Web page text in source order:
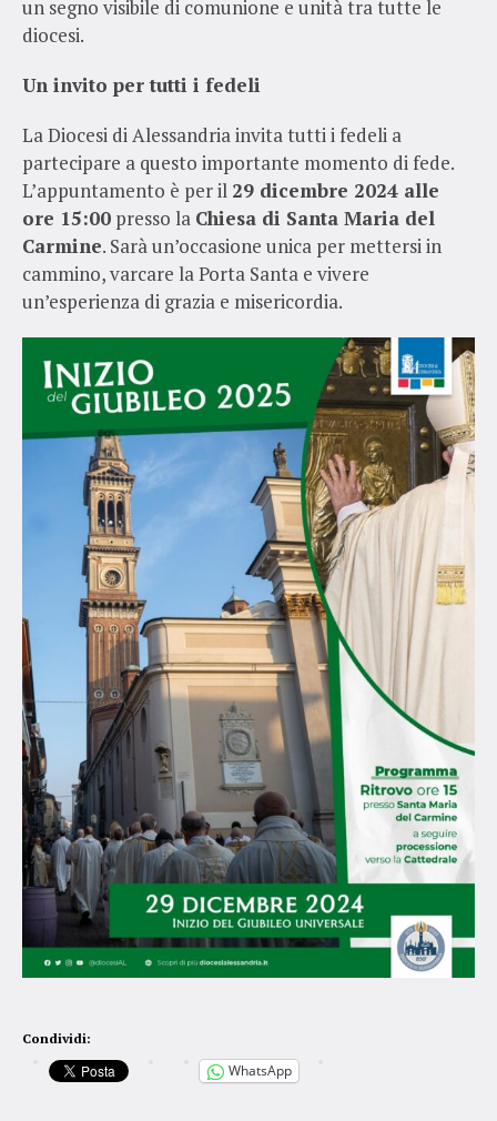
un segno visibile di comunione e unità tra tutte le
diocesi.
Un invito per tutti i fedeli
La Diocesi di Alessandria invita tutti i fedeli a
partecipare a questo importante momento di fede.
L’appuntamento è per il 29 dicembre 2024 alle
ore 15:00 presso la Chiesa di Santa Maria del
Carmine. Sarà un’occasione unica per mettersi in
cammino, varcare la Porta Santa e vivere
un’esperienza di grazia e misericordia.
Condividi:
WhatsApp